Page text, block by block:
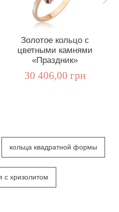
Золотое кольцо с
цветными камнями
«Праздник»
30 406,00 грн
кольца квадратной формы
с хризолитом